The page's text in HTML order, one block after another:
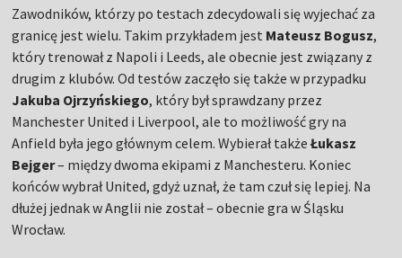
Zawodników, którzy po testach zdecydowali się wyjechać za
granicę jest wielu. Takim przykładem jest Mateusz Bogusz,
który trenował z Napoli i Leeds, ale obecnie jest związany z
drugim z klubów. Od testów zaczęło się także w przypadku
Jakuba Ojrzyńskiego, który był sprawdzany przez
Manchester United i Liverpool, ale to możliwość gry na
Anfield była jego głównym celem. Wybierał takżeŁukasz
Bejger– między dwoma ekipami z Manchesteru. Koniec
końców wybrał United, gdyż uznał, że tam czuł się lepiej. Na
dłużej jednak w Anglii nie został – obecnie gra w Śląsku
Wrocław.